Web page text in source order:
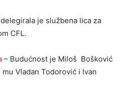
delegirala je službena lica za
CFL.
– Budućnost je Miloš Bošković
Vladan Todorović i Ivan